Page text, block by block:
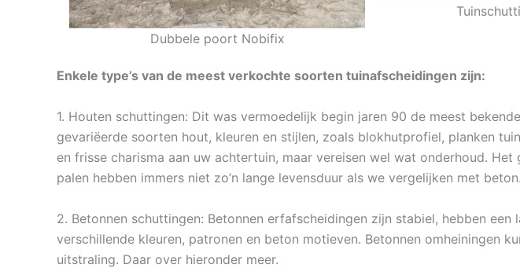
Dubbele poort Nobifix
Enkele type’s van de meest verkochte soorten tuinafscheidingen zijn:
1. Houten schuttingen: Dit was vermoedelijk begin jaren 90 de meest
gevariëerde soorten hout, kleuren en stijlen, zoals blokhutprofiel, planken
en frisse charisma aan uw achtertuin, maar vereisen wel wat onderhoud.
palen hebben immers niet zo’n lange levensduur als we vergelijken met beton.
2. Betonnen schuttingen: Betonnen erfafscheidingen zijn stabiel, hebben
verschillende kleuren, patronen en beton motieven. Betonnen omheiningen
uitstraling. Daar over hieronder meer.